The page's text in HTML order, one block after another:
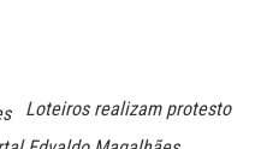
Loteiros realizam protesto